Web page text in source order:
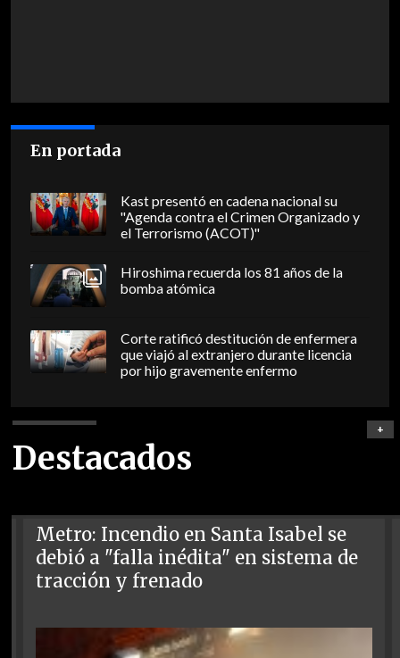
En portada
Kast presentó en cadena nacional su
"Agenda contra el Crimen Organizado y
el Terrorismo (ACOT)"
Hiroshima recuerda los 81 años de la
bomba atómica
Corte ratificó destitución de enfermera
que viajó al extranjero durante licencia
por hijo gravemente enfermo
Destacados
+
Metro: Incendio en Santa Isabel se
debió a "falla inédita" en sistema de
tracción y frenado